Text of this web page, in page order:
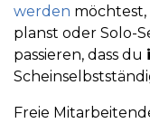
werden möchtest,
planst oder Solo-
passieren, dass du
Freie